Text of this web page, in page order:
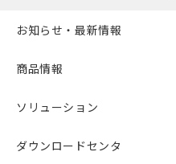
お知らせ・最新情報
商品情報
ソリューション
ダウンロードセンタ